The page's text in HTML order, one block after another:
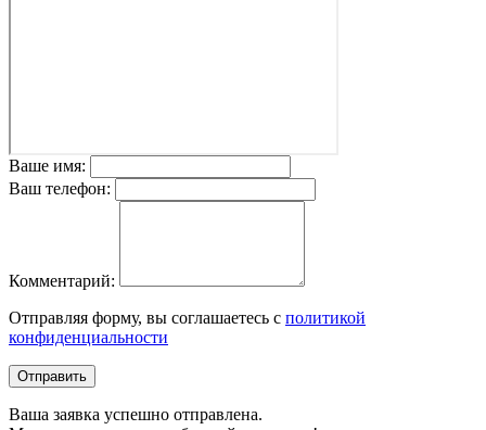
Ваше имя:
Ваш телефон:
Комментарий:
Отправляя форму, вы соглашаетесь с политикой
конфиденциальности
Отправить
Ваша заявка успешно отправлена.